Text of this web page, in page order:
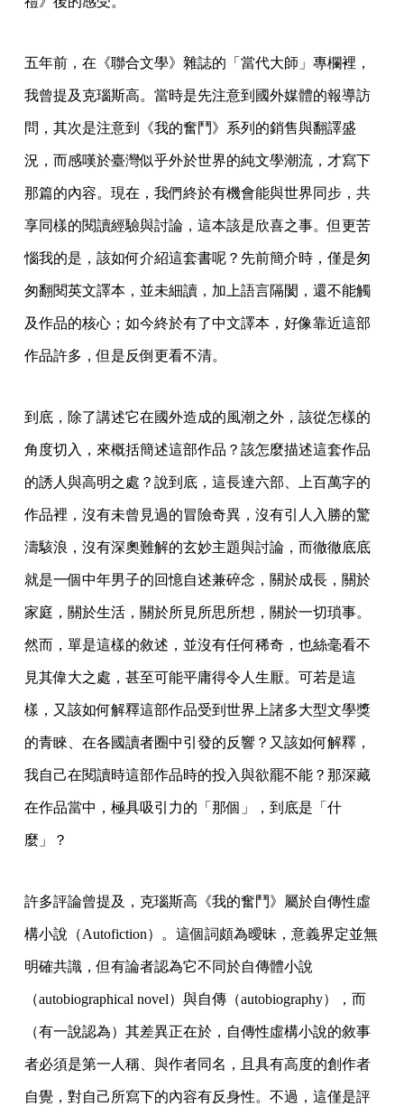
五年前，在《聯合文學》雜誌的「當代大師」專欄裡，
我曾提及克瑙斯高。當時是先注意到國外媒體的報導訪
問，其次是注意到《我的奮鬥》系列的銷售與翻譯盛
況，而感嘆於臺灣似乎外於世界的純文學潮流，才寫下
那篇的內容。現在，我們終於有機會能與世界同步，共
享同樣的閱讀經驗與討論，這本該是欣喜之事。但更苦
惱我的是，該如何介紹這套書呢？先前簡介時，僅是匆
匆翻閱英文譯本，並未細讀，加上語言隔閡，還不能觸
及作品的核心；如今終於有了中文譯本，好像靠近這部
作品許多，但是反倒更看不清。
到底，除了講述它在國外造成的風潮之外，該從怎樣的
角度切入，來概括簡述這部作品？該怎麼描述這套作品
的誘人與高明之處？說到底，這長達六部、上百萬字的
作品裡，沒有未曾見過的冒險奇異，沒有引人入勝的驚
濤駭浪，沒有深奧難解的玄妙主題與討論，而徹徹底底
就是一個中年男子的回憶自述兼碎念，關於成長，關於
家庭，關於生活，關於所見所思所想，關於一切瑣事。
然而，單是這樣的敘述，並沒有任何稀奇，也絲毫看不
見其偉大之處，甚至可能平庸得令人生厭。可若是這
樣，又該如何解釋這部作品受到世界上諸多大型文學獎
的青睞、在各國讀者圈中引發的反響？又該如何解釋，
我自己在閱讀時這部作品時的投入與欲罷不能？那深藏
在作品當中，極具吸引力的「那個」，到底是「什
麼」？
許多評論曾提及，克瑙斯高《我的奮鬥》屬於自傳性虛
構小說（Autofiction）。這個詞頗為曖昧，意義界定並無
明確共識，但有論者認為它不同於自傳體小說
（autobiographical novel）與自傳（autobiography），而
（有一說認為）其差異正在於，自傳性虛構小說的敘事
者必須是第一人稱、與作者同名，且具有高度的創作者
自覺，對自己所寫下的內容有反身性。不過，這僅是評